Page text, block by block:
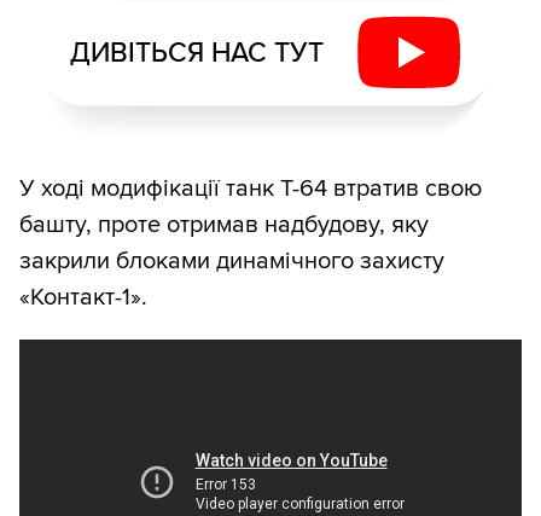
ДИВІТЬСЯ НАС ТУТ
У ході модифікації танк Т-64 втратив свою
башту, проте отримав надбудову, яку
закрили блоками динамічного захисту
«Контакт-1».